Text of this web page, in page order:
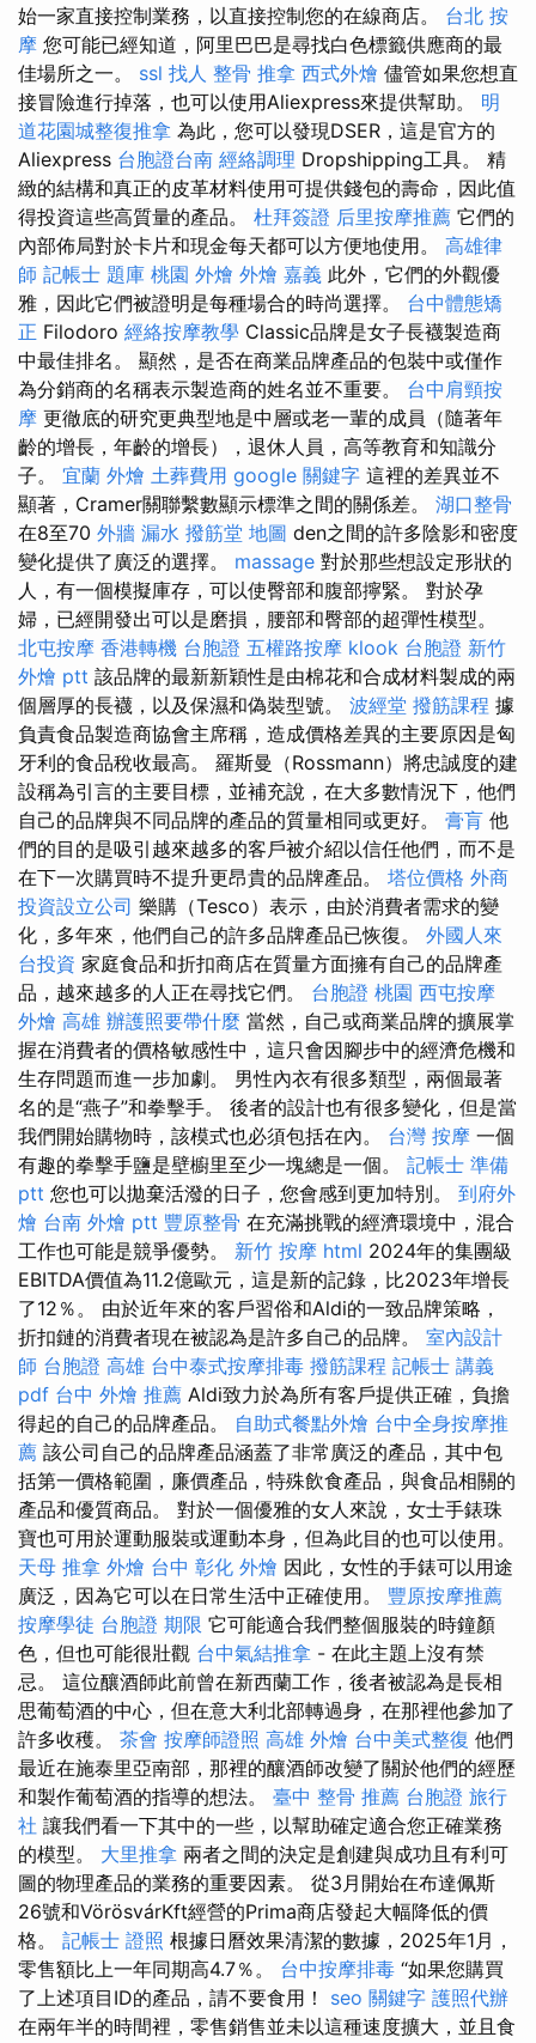
始一家直接控制業務，以直接控制您的在線商店。 台北 按
摩 您可能已經知道，阿里巴巴是尋找白色標籤供應商的最
佳場所之一。 ssl 找人 整骨 推拿 西式外燴 儘管如果您想直
接冒險進行掉落，也可以使用Aliexpress來提供幫助。 明
道花園城整復推拿 為此，您可以發現DSER，這是官方的
Aliexpress 台胞證台南 經絡調理 Dropshipping工具。 精
緻的結構和真正的皮革材料使用可提供錢包的壽命，因此值
得投資這些高質量的產品。 杜拜簽證 后里按摩推薦 它們的
內部佈局對於卡片和現金每天都可以方便地使用。 高雄律
師 記帳士 題庫 桃園 外燴 外燴 嘉義 此外，它們的外觀優
雅，因此它們被證明是每種場合的時尚選擇。 台中體態矯
正 Filodoro 經絡按摩教學 Classic品牌是女子長襪製造商
中最佳排名。 顯然，是否在商業品牌產品的包裝中或僅作
為分銷商的名稱表示製造商的姓名並不重要。 台中肩頸按
摩 更徹底的研究更典型地是中層或老一輩的成員（隨著年
齡的增長，年齡的增長），退休人員，高等教育和知識分
子。 宜蘭 外燴 土葬費用 google 關鍵字 這裡的差異並不
顯著，Cramer關聯繫數顯示標準之間的關係差。 湖口整骨
在8至70 外牆 漏水 撥筋堂 地圖 den之間的許多陰影和密度
變化提供了廣泛的選擇。 massage 對於那些想設定形狀的
人，有一個模擬庫存，可以使臀部和腹部擰緊。 對於孕
婦，已經開發出可以是磨損，腰部和臀部的超彈性模型。
北屯按摩 香港轉機 台胞證 五權路按摩 klook 台胞證 新竹
外燴 ptt 該品牌的最新新穎性是由棉花和合成材料製成的兩
個層厚的長襪，以及保濕和偽裝型號。 波經堂 撥筋課程 據
負責食品製造商協會主席稱，造成價格差異的主要原因是匈
牙利的食品稅收最高。 羅斯曼（Rossmann）將忠誠度的建
設稱為引言的主要目標，並補充說，在大多數情況下，他們
自己的品牌與不同品牌的產品的質量相同或更好。 膏肓 他
們的目的是吸引越來越多的客戶被介紹以信任他們，而不是
在下一次購買時不提升更昂貴的品牌產品。 塔位價格 外商
投資設立公司 樂購（Tesco）表示，由於消費者需求的變
化，多年來，他們自己的許多品牌產品已恢復。 外國人來
台投資 家庭食品和折扣商店在質量方面擁有自己的品牌產
品，越來越多的人正在尋找它們。 台胞證 桃園 西屯按摩
外燴 高雄 辦護照要帶什麼 當然，自己或商業品牌的擴展掌
握在消費者的價格敏感性中，這只會因腳步中的經濟危機和
生存問題而進一步加劇。 男性內衣有很多類型，兩個最著
名的是“燕子”和拳擊手。 後者的設計也有很多變化，但是當
我們開始購物時，該模式也必須包括在內。 台灣 按摩 一個
有趣的拳擊手鹽是壁櫥里至少一塊總是一個。 記帳士 準備
ptt 您也可以拋棄活潑的日子，您會感到更加特別。 到府外
燴 台南 外燴 ptt 豐原整骨 在充滿挑戰的經濟環境中，混合
工作也可能是競爭優勢。 新竹 按摩 html 2024年的集團級
EBITDA價值為11.2億歐元，這是新的記錄，比2023年增長
了12％。 由於近年來的客戶習俗和Aldi的一致品牌策略，
折扣鏈的消費者現在被認為是許多自己的品牌。 室內設計
師 台胞證 高雄 台中泰式按摩排毒 撥筋課程 記帳士 講義
pdf 台中 外燴 推薦 Aldi致力於為所有客戶提供正確，負擔
得起的自己的品牌產品。 自助式餐點外燴 台中全身按摩推
薦 該公司自己的品牌產品涵蓋了非常廣泛的產品，其中包
括第一價格範圍，廉價產品，特殊飲食產品，與食品相關的
產品和優質商品。 對於一個優雅的女人來說，女士手錶珠
寶也可用於運動服裝或運動本身，但為此目的也可以使用。
天母 推拿 外燴 台中 彰化 外燴 因此，女性的手錶可以用途
廣泛，因為它可以在日常生活中正確使用。 豐原按摩推薦
按摩學徒 台胞證 期限 它可能適合我們整個服裝的時鐘顏
色，但也可能很壯觀 台中氣結推拿 - 在此主題上沒有禁
忌。 這位釀酒師此前曾在新西蘭工作，後者被認為是長相
思葡萄酒的中心，但在意大利北部轉過身，在那裡他參加了
許多收穫。 茶會 按摩師證照 高雄 外燴 台中美式整復 他們
最近在施泰里亞南部，那裡的釀酒師改變了關於他們的經歷
和製作葡萄酒的指導的想法。 臺中 整骨 推薦 台胞證 旅行
社 讓我們看一下其中的一些，以幫助確定適合您正確業務
的模型。 大里推拿 兩者之間的決定是創建與成功且有利可
圖的物理產品的業務的重要因素。 從3月開始在布達佩斯
26號和VörösvárKft經營的Prima商店發起大幅降低的價
格。 記帳士 證照 根據日曆效果清潔的數據，2025年1月，
零售額比上一年同期高4.7％。 台中按摩排毒 “如果您購買
了上述項目ID的產品，請不要食用！ seo 關鍵字 護照代辦
在兩年半的時間裡，零售銷售並未以這種速度擴大，並且食